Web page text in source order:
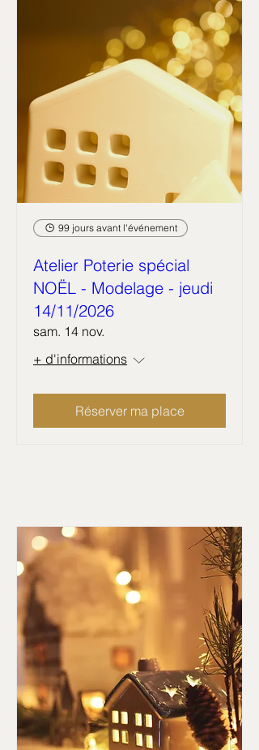
99 jours avant l'événement
Atelier Poterie spécial
NOËL - Modelage - jeudi
14/11/2026
sam. 14 nov.
+ d'informations
Réserver ma place